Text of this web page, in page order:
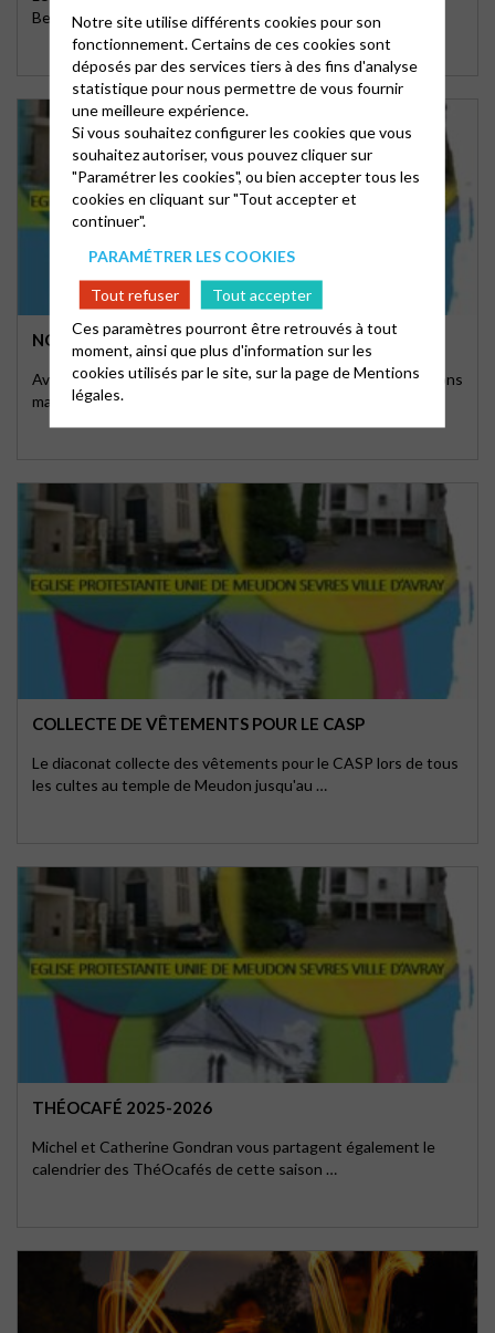
Bethléem
NOS LIEUX DE CULTE
Avec la réouverture de Séquoia en juin dernier, nous disposons
maintenant de trois lieux de culte. L'organisation …
COLLECTE DE VÊTEMENTS POUR LE CASP
Le diaconat collecte des vêtements pour le CASP lors de tous
les cultes au temple de Meudon jusqu'au …
THÉOCAFÉ 2025-2026
Michel et Catherine Gondran vous partagent également le
calendrier des ThéOcafés de cette saison …
Notre site utilise différents cookies pour son
fonctionnement. Certains de ces cookies sont
déposés par des services tiers à des fins d'analyse
statistique pour nous permettre de vous fournir
une meilleure expérience.
Si vous souhaitez configurer les cookies que vous
souhaitez autoriser, vous pouvez cliquer sur
"Paramétrer les cookies", ou bien accepter tous les
cookies en cliquant sur "Tout accepter et
continuer".
PARAMÉTRER LES COOKIES
Tout refuser
Tout accepter
Ces paramètres pourront être retrouvés à tout
moment, ainsi que plus d'information sur les
cookies utilisés par le site, sur la page deMentions
légales.